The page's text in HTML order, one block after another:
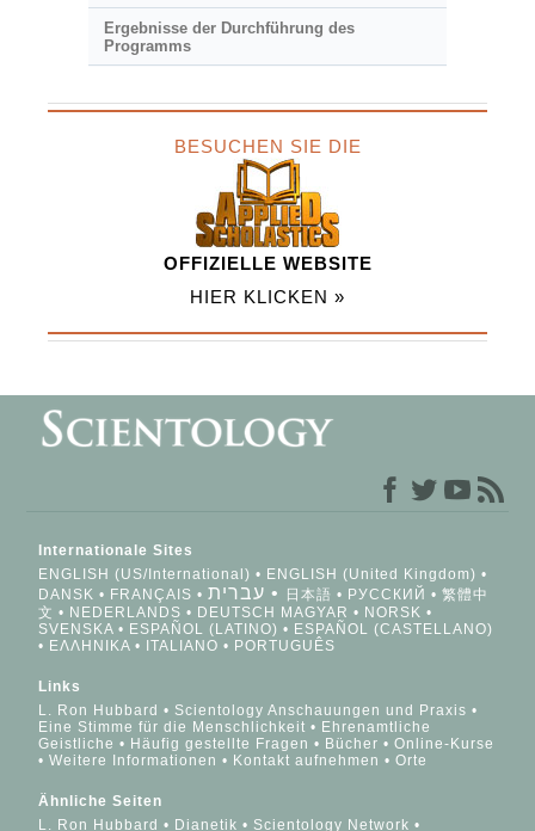
Ergebnisse der Durchführung des
Programms
BESUCHEN SIE DIE
OFFIZIELLE WEBSITE
HIER KLICKEN »
Internationale Sites
ENGLISH (US/International)
ENGLISH (United Kingdom)
DANSK
FRANÇAIS עברית 日本語 РУССКИЙ
繁體中
文
NEDERLANDS DEUTSCH MAGYAR
NORSK
SVENSKA
ESPAÑOL (LATINO)
ESPAÑOL (CASTELLANO)
ΕΛΛΗΝΙΚA
ITALIANO PORTUGUÊS
Links
L. Ron Hubbard
Scientology Anschauungen und Praxis
Eine Stimme für die Menschlichkeit
Ehrenamtliche
Geistliche
Häufig gestellte Fragen Bücher
Online-Kurse
Weitere Informationen
Kontakt aufnehmen Orte
Ähnliche Seiten
L. Ron Hubbard
Dianetik Scientology Network